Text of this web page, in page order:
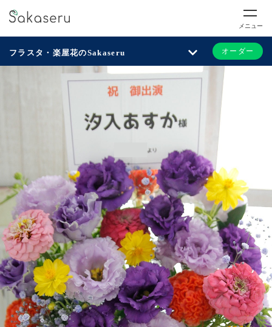
メニュー
フラスタ・楽屋花のSakaseru オーダー